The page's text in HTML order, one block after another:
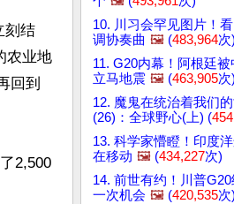
刻结
农业地
回到
2,500
10. 川习会罕见图片！
调协奏曲 🖼️ (483,964次)
11. G20内幕！阿根廷
立马地震 🖼️ (463,905次)
12. 魔鬼在统治着我们
(26)：全球野心(上) (
13. 科学家懵瞪！印度
在移动 🖼️ (434,227次)
14. 前世有约！川普
一次机会 🖼️ (420,535次)